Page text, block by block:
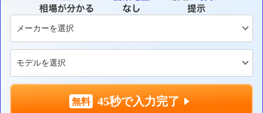
45秒で入力完了